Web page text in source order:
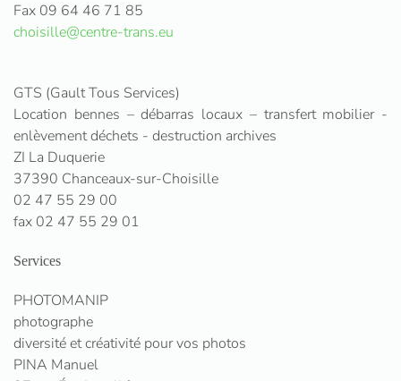
Fax 09 64 46 71 85
choisille@centre-trans.eu
GTS (Gault Tous Services)
Location bennes – débarras locaux – transfert mobilier -
enlèvement déchets - destruction archives
ZI La Duquerie
37390 Chanceaux-sur-Choisille
02 47 55 29 00
fax 02 47 55 29 01
Services
PHOTOMANIP
photographe
diversité et créativité pour vos photos
PINA Manuel